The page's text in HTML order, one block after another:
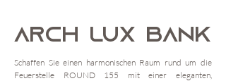
ARCH LUX BANK
Schaffen Sie einen harmonischen Raum rund um die
Feuerstelle ROUND 155 mit einer eleganten,